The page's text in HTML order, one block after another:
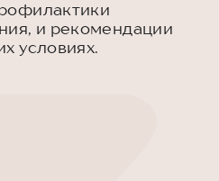
и рекомендации
условиях.